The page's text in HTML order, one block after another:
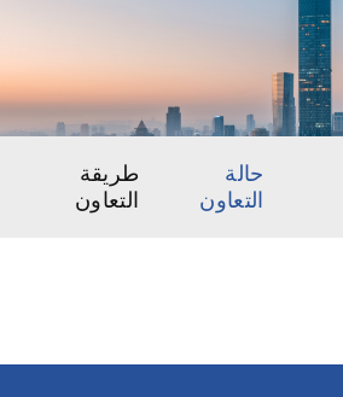
حالة
التعاون
طريقة
التعاون